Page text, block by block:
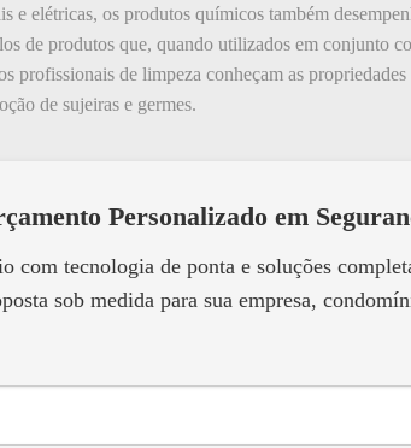
e elétricas, os produtos químicos também
de produtos que, quando utilizados em conjunto
profissionais de limpeza conheçam as
de sujeiras e germes.
Personalizado em
com tecnologia de ponta e soluções
sob medida para sua empresa,